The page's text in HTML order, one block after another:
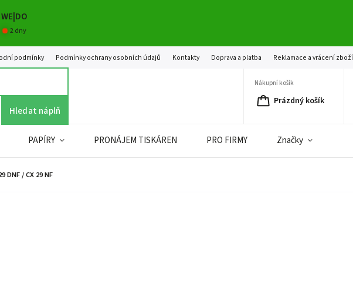
WE|DO
2 dny
podmínky Podmínky ochrany osobních údajů Kontakty Doprava a platba Reklamace a vrácení zboží
Hledat náplň
Nákupní košík
Prázdný košík
PAPÍRY PRONÁJEM TISKÁREN PRO FIRMY Značky
DNF / CX 29 NF